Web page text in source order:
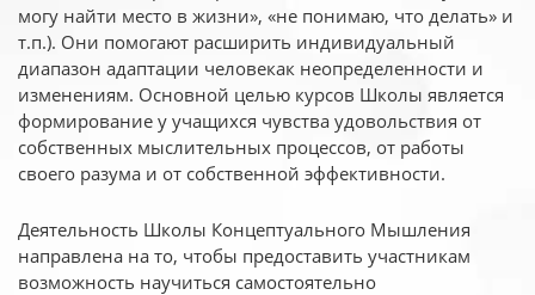
могу найти место в жизни», «не понимаю, что делать» и
т.п.). Они помогают расширить индивидуальный
диапазон адаптации человекак неопределенности и
изменениям. Основной целью курсов Школы является
формирование у учащихся чувства удовольствия от
собственных мыслительных процессов, от работы
своего разума и от собственной эффективности.
Деятельность Школы Концептуального Мышления
направлена на то, чтобы предоставить участникам
возможность научиться самостоятельно